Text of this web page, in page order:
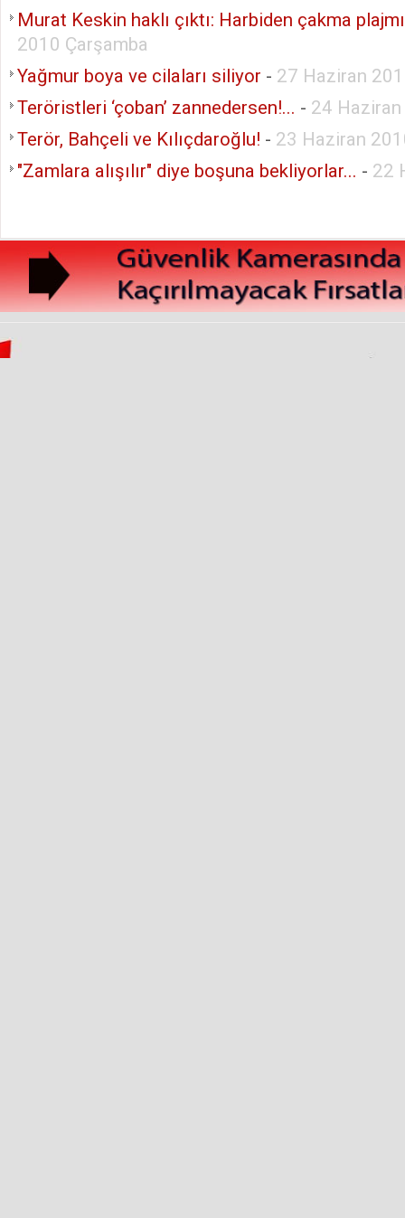
Murat Keskin haklı çıktı: Harbiden çakma
2010 Çarşamba
Yağmur boya ve cilaları siliyor - 27 Haziran
Teröristleri ‘çoban’ zannedersen!... - 24
Terör, Bahçeli ve Kılıçdaroğlu! - 23 Haziran
"Zamlara alışılır" diye boşuna bekliyorlar... - 22